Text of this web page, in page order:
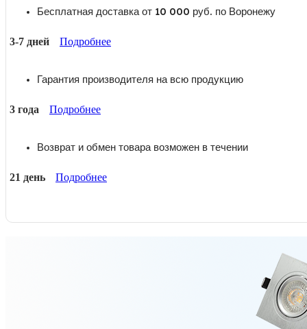
Бесплатная доставка от 10 000 руб. по Воронежу
3-7 дней Подробнее
Гарантия производителя на всю продукцию
3 года Подробнее
Возврат и обмен товара возможен в течении
21 день Подробнее